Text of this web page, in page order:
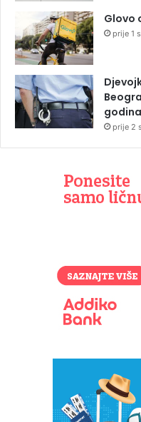
Glovo
prije 1
godina
prije 2